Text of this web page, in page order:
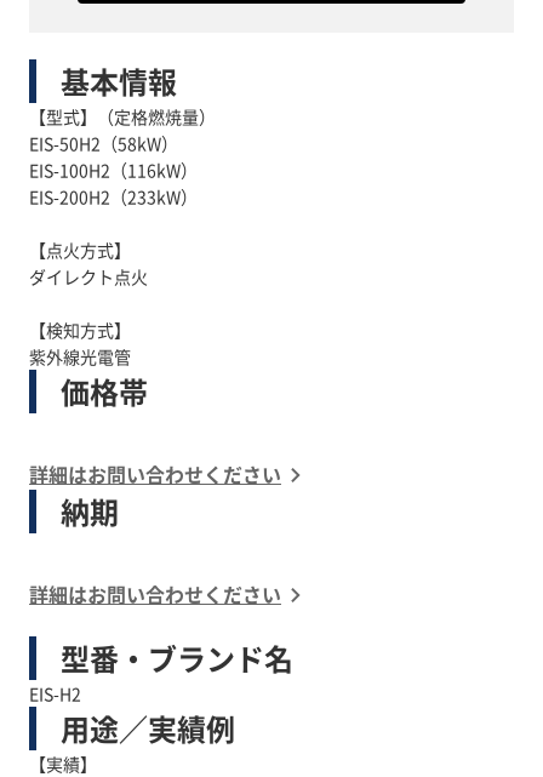
基本情報
【型式】（定格燃焼量）
EIS-50H2（58kW）
EIS-100H2（116kW）
EIS-200H2（233kW）
【点火方式】
ダイレクト点火
【検知方式】
紫外線光電管
価格帯
詳細はお問い合わせください
納期
詳細はお問い合わせください
型番・ブランド名
EIS-H2
用途／実績例
【実績】